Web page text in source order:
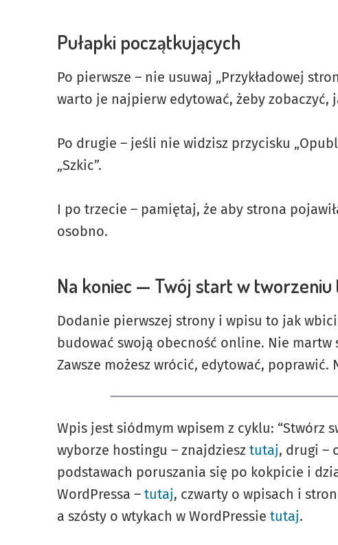
Pułapki początkujących
Po pierwsze – nie usuwaj „Przykładowej
warto je najpierw edytować, żeby zobaczyć,
Po drugie – jeśli nie widzisz przycisku
„Szkic”.
I po trzecie – pamiętaj, że aby strona
osobno.
Na koniec — Twój start w tworzeniu
Dodanie pierwszej strony i wpisu to jak
budować swoją obecność online. Nie
Zawsze możesz wrócić, edytować, poprawić.
Wpis jest siódmym wpisem z cyklu: “Stwórz
wyborze hostingu – znajdziesz tutaj, drugi –
podstawach poruszania się po kokpicie i
WordPressa – tutaj, czwarty o wpisach i
a szósty o wtykach w WordPressie tutaj.